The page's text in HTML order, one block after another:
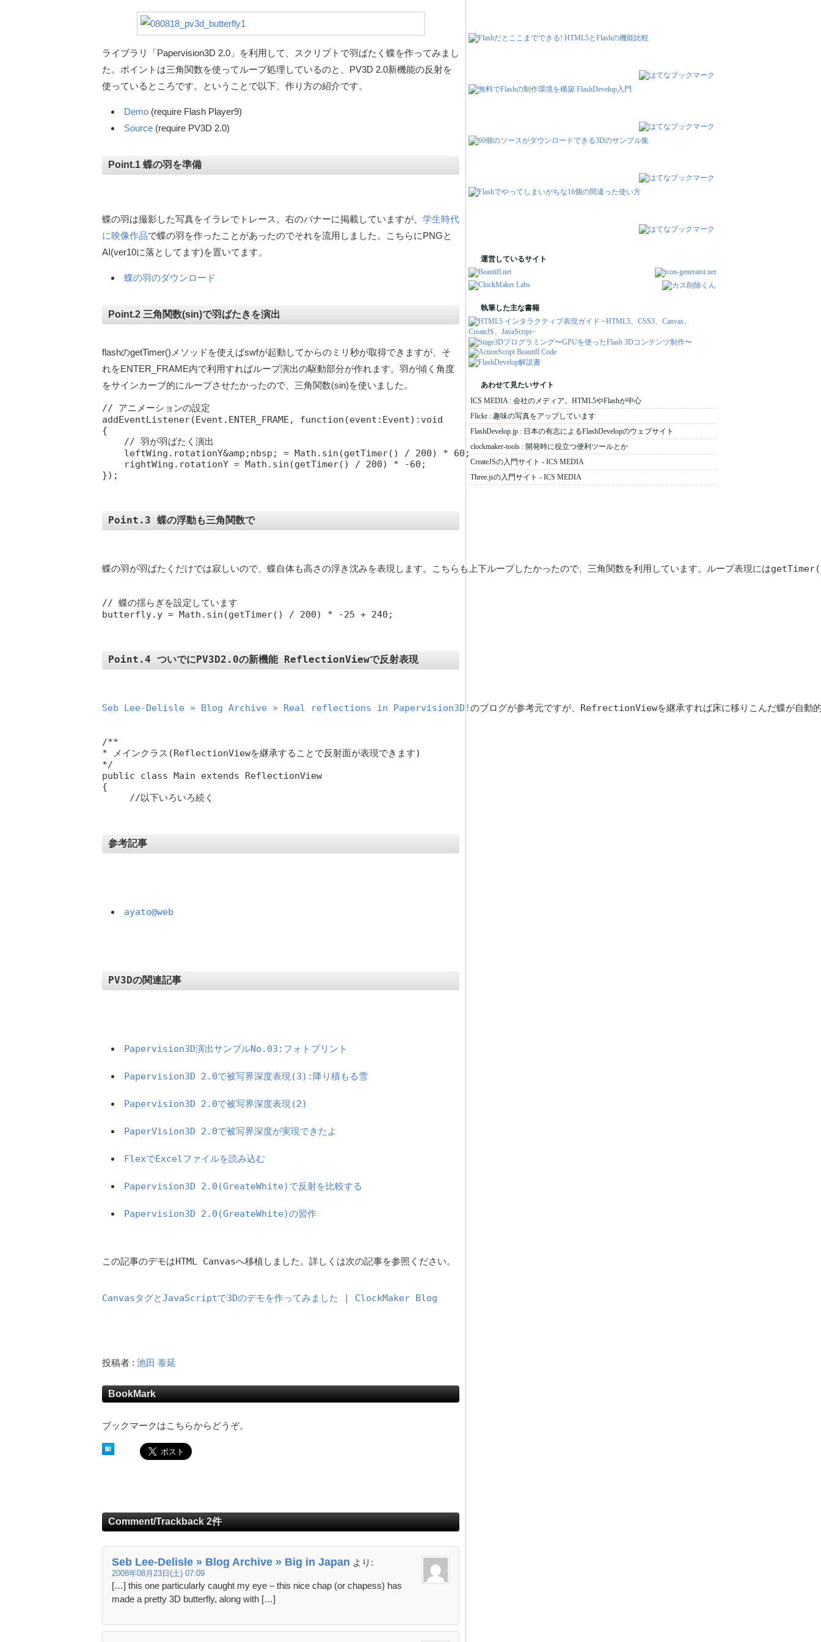
ライブラリ「Papervision3D 2.0」を利用して、スクリプトで羽ばたく蝶を作ってみまし
た。ポイントは三角関数を使ってループ処理しているのと、PV3D 2.0新機能の反射を
使っているところです。ということで以下、作り方の紹介です。
Demo (require Flash Player9)
Source (require PV3D 2.0)
Point.1 蝶の羽を準備
蝶の羽は撮影した写真をイラレでトレース。右のバナーに掲載していますが、 学生時代
に映像作品で蝶の羽を作ったことがあったのでそれを流用しました。こちらにPNGと
AI(ver10に落としてます)を置いてます。
蝶の羽のダウンロード
Point.2 三角関数(sin)で羽ばたきを演出
flashのgetTimer()メソッドを使えばswfが起動してからのミリ秒が取得できますが、そ
れをENTER_FRAME内で利用すればループ演出の駆動部分が作れます。羽が傾く角度
をサインカーブ的にループさせたかったので、三角関数(sin)を使いました。
// アニメーションの設定
addEventListener(Event.ENTER_FRAME, function(event:Event):void
{
    // 羽が羽ばたく演出
    leftWing.rotationY&amp;nbsp; = Math.sin(getTimer() / 200) * 60;
    rightWing.rotationY = Math.sin(getTimer() / 200) * -60;
Point.3 蝶の浮動も三角関数で
蝶の羽が羽ばたくだけでは寂しいので、蝶自体も高さの浮き沈みを表現します。こちらも上下ループしたかったので、三角関数を利用しています。ループ表現には
// 蝶の揺らぎを設定しています
Point.4 ついでにPV3D2.0の新機能 ReflectionViewで反射表現
Seb Lee-Delisle » Blog Archive » Real reflections in Papervision3D!のブログが参考元ですが、RefrectionViewを継承すれば床に移りこんだ蝶が自動
/**
* メインクラス(ReflectionViewを継承することで反射面が表現できます)
*/
public class Main extends ReflectionView
{
参考記事
ayato@web
PV3Dの関連記事
Papervision3D演出サンプルNo.03:フォトプリント
Papervision3D 2.0で被写界深度表現(3):降り積もる雪
Papervision3D 2.0で被写界深度表現(2)
PaperVision3D 2.0で被写界深度が実現できたよ
FlexでExcelファイルを読み込む
Papervision3D 2.0(GreateWhite)で反射を比較する
Papervision3D 2.0(GreateWhite)の習作
この記事のデモはHTML Canvasへ移植しました。詳しくは次の記事を参照ください。
CanvasタグとJavaScriptで3Dのデモを作ってみました | ClockMaker Blog
投稿者 : 池田 泰延
BookMark
ブックマークはこちらからどうぞ。
Comment/Trackback 2件
Seb Lee-Delisle » Blog Archive » Big in Japan より:
2008年08月23日(土) 07:09
[…] this one particularly caught my eye – this nice chap (or chapess) has
made a pretty 3D butterfly, along with […]
運営しているサイト
執筆した主な書籍
あわせて見たいサイト
ICS MEDIA : 会社のメディア。HTML5やFlashが中心
Flickr : 趣味の写真をアップしています
FlashDevelop.jp : 日本の有志によるFlashDevelopのウェブサイト
clockmaker-tools : 開発時に役立つ便利ツールとか
CreateJSの入門サイト - ICS MEDIA
Three.jsの入門サイト - ICS MEDIA